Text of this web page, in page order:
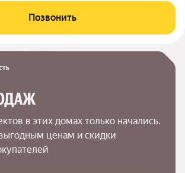
Позвонить
в этих домах только начались.
ценам и скидки